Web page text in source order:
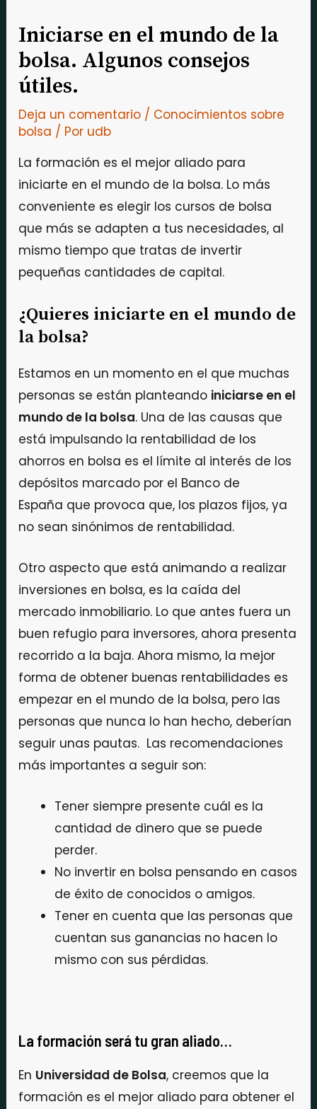
Iniciarse en el mundo de la
bolsa. Algunos consejos
útiles.
Deja un comentario / Conocimientos sobre
bolsa / Por udb
La formación es el mejor aliado para
iniciarte en el mundo de la bolsa. Lo más
conveniente es elegir los cursos de bolsa
que más se adapten a tus necesidades, al
mismo tiempo que tratas de invertir
pequeñas cantidades de capital.
¿Quieres iniciarte en el mundo de
la bolsa?
Estamos en un momento en el que muchas
personas se están planteando iniciarse en el
mundo de la bolsa. Una de las causas que
está impulsando la rentabilidad de los
ahorros en bolsa es el límite al interés de los
depósitos marcado por el Banco de
España que provoca que, los plazos fijos, ya
no sean sinónimos de rentabilidad.
Otro aspecto que está animando a realizar
inversiones en bolsa, es la caída del
mercado inmobiliario. Lo que antes fuera un
buen refugio para inversores, ahora presenta
recorrido a la baja. Ahora mismo, la mejor
forma de obtener buenas rentabilidades es
empezar en el mundo de la bolsa, pero las
personas que nunca lo han hecho, deberían
seguir unas pautas. Las recomendaciones
más importantes a seguir son:
Tener siempre presente cuál es la
cantidad de dinero que se puede
perder.
No invertir en bolsa pensando en casos
de éxito de conocidos o amigos.
Tener en cuenta que las personas que
cuentan sus ganancias no hacen lo
mismo con sus pérdidas.
La formación será tu gran aliado…
En Universidad de Bolsa, creemos que la
formación es el mejor aliado para obtener el